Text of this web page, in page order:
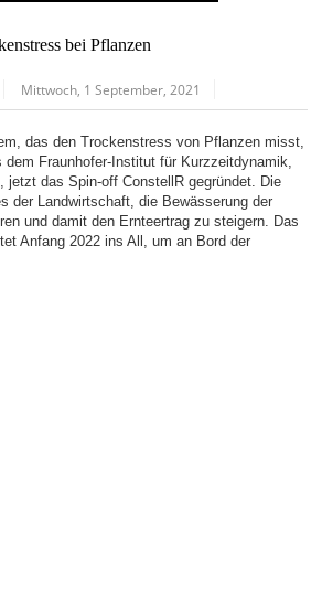
bei Pflanzen
Mittwoch, 1 September, 2021
das den Trockenstress von Pflanzen misst,
dem Fraunhofer-Institut für Kurzzeitdynamik,
jetzt das Spin-off ConstellR gegründet. Die
der Landwirtschaft, die Bewässerung der
und damit den Ernteertrag zu steigern. Das
Anfang 2022 ins All, um an Bord der